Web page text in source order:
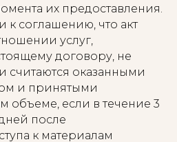
их предоставления.
соглашению, что акт
услуг,
договору, не
считаются оказанными
и принятыми
объеме, если в течение 3
после
к материалам